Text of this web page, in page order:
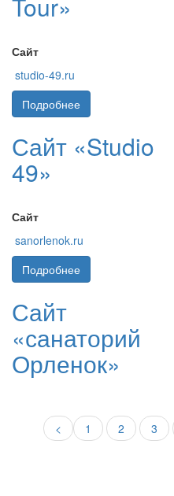
Сайт
studio-49.ru
Подробнее
Сайт «Studio
49»
Сайт
sanorlenok.ru
Подробнее
Сайт
«санаторий
Орленок»
< 1 2 3